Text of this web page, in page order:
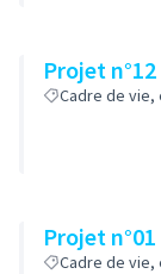
Projet
Cadre de vie,
Projet
Cadre de vie,